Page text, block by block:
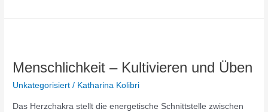
Menschlichkeit – Kultivieren und Üben
Unkategorisiert / Katharina Kolibri
Das Herzchakra stellt die energetische Schnittstelle zwischen
Kultivieren
und